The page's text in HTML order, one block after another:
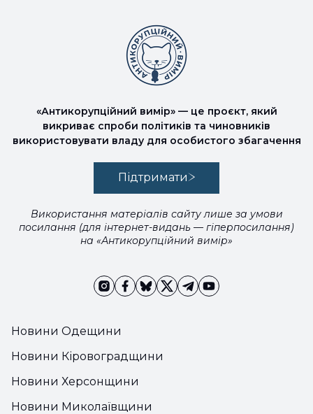
Новини Одещини
Новини Кіровоградщини
Новини Херсонщини
Новини Миколаївщини
«Антикорупційний вимір» — це проєкт, який
викриває спроби політиків та чиновників
використовувати владу для особистого збагачення
Підтримати
Використання матеріалів сайту лише за умови
посилання (для інтернет-видань — гіперпосилання)
на «Антикорупційний вимір»